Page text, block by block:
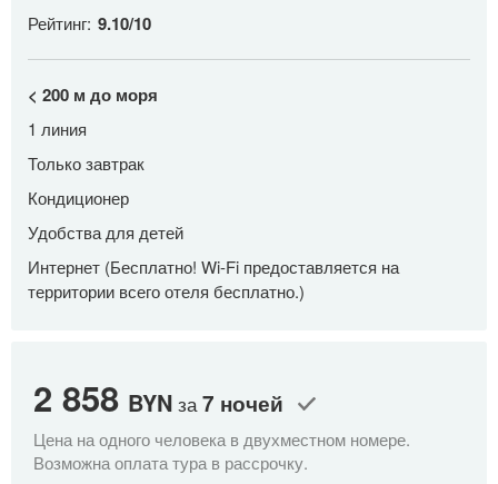
Рейтинг: 9.10/10
< 200 м до моря
1 линия
Только завтрак
Кондиционер
Удобства для детей
Интернет (Бесплатно! Wi-Fi предоставляется на
территории всего отеля бесплатно.)
2 858 BYN за7 ночей
Цена на одного человека в двухместном номере.
Возможна оплата тура в рассрочку.